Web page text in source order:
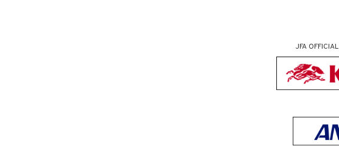
JFA OFFICIAL